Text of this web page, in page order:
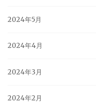
2024年5月
2024年4月
2024年3月
2024年2月